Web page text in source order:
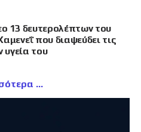
13 δευτερολέπτων του
που διαψεύδει τις
υγεία του